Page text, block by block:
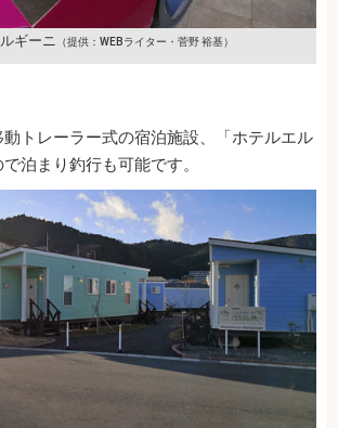
ギーニ （提供：WEBライター・菅野 裕基）
トレーラー式の宿泊施設、「ホテルエル
泊まり釣行も可能です。